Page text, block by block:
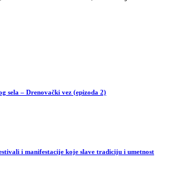
sela – Drenovački vez (epizoda 2)
i manifestacije koje slave tradiciju i umetnost